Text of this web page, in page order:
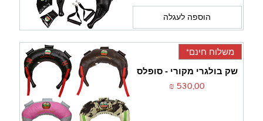
הוספה לעגלה
משלוח חינם*
שק בולגרי מקורי - סופלס
מחיר